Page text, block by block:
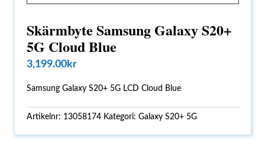
Skärmbyte Samsung Galaxy S20+
5G Cloud Blue
3,199.00kr
Samsung Galaxy S20+ 5G LCD Cloud Blue
Artikelnr: 13058174 Kategori:Galaxy S20+ 5G